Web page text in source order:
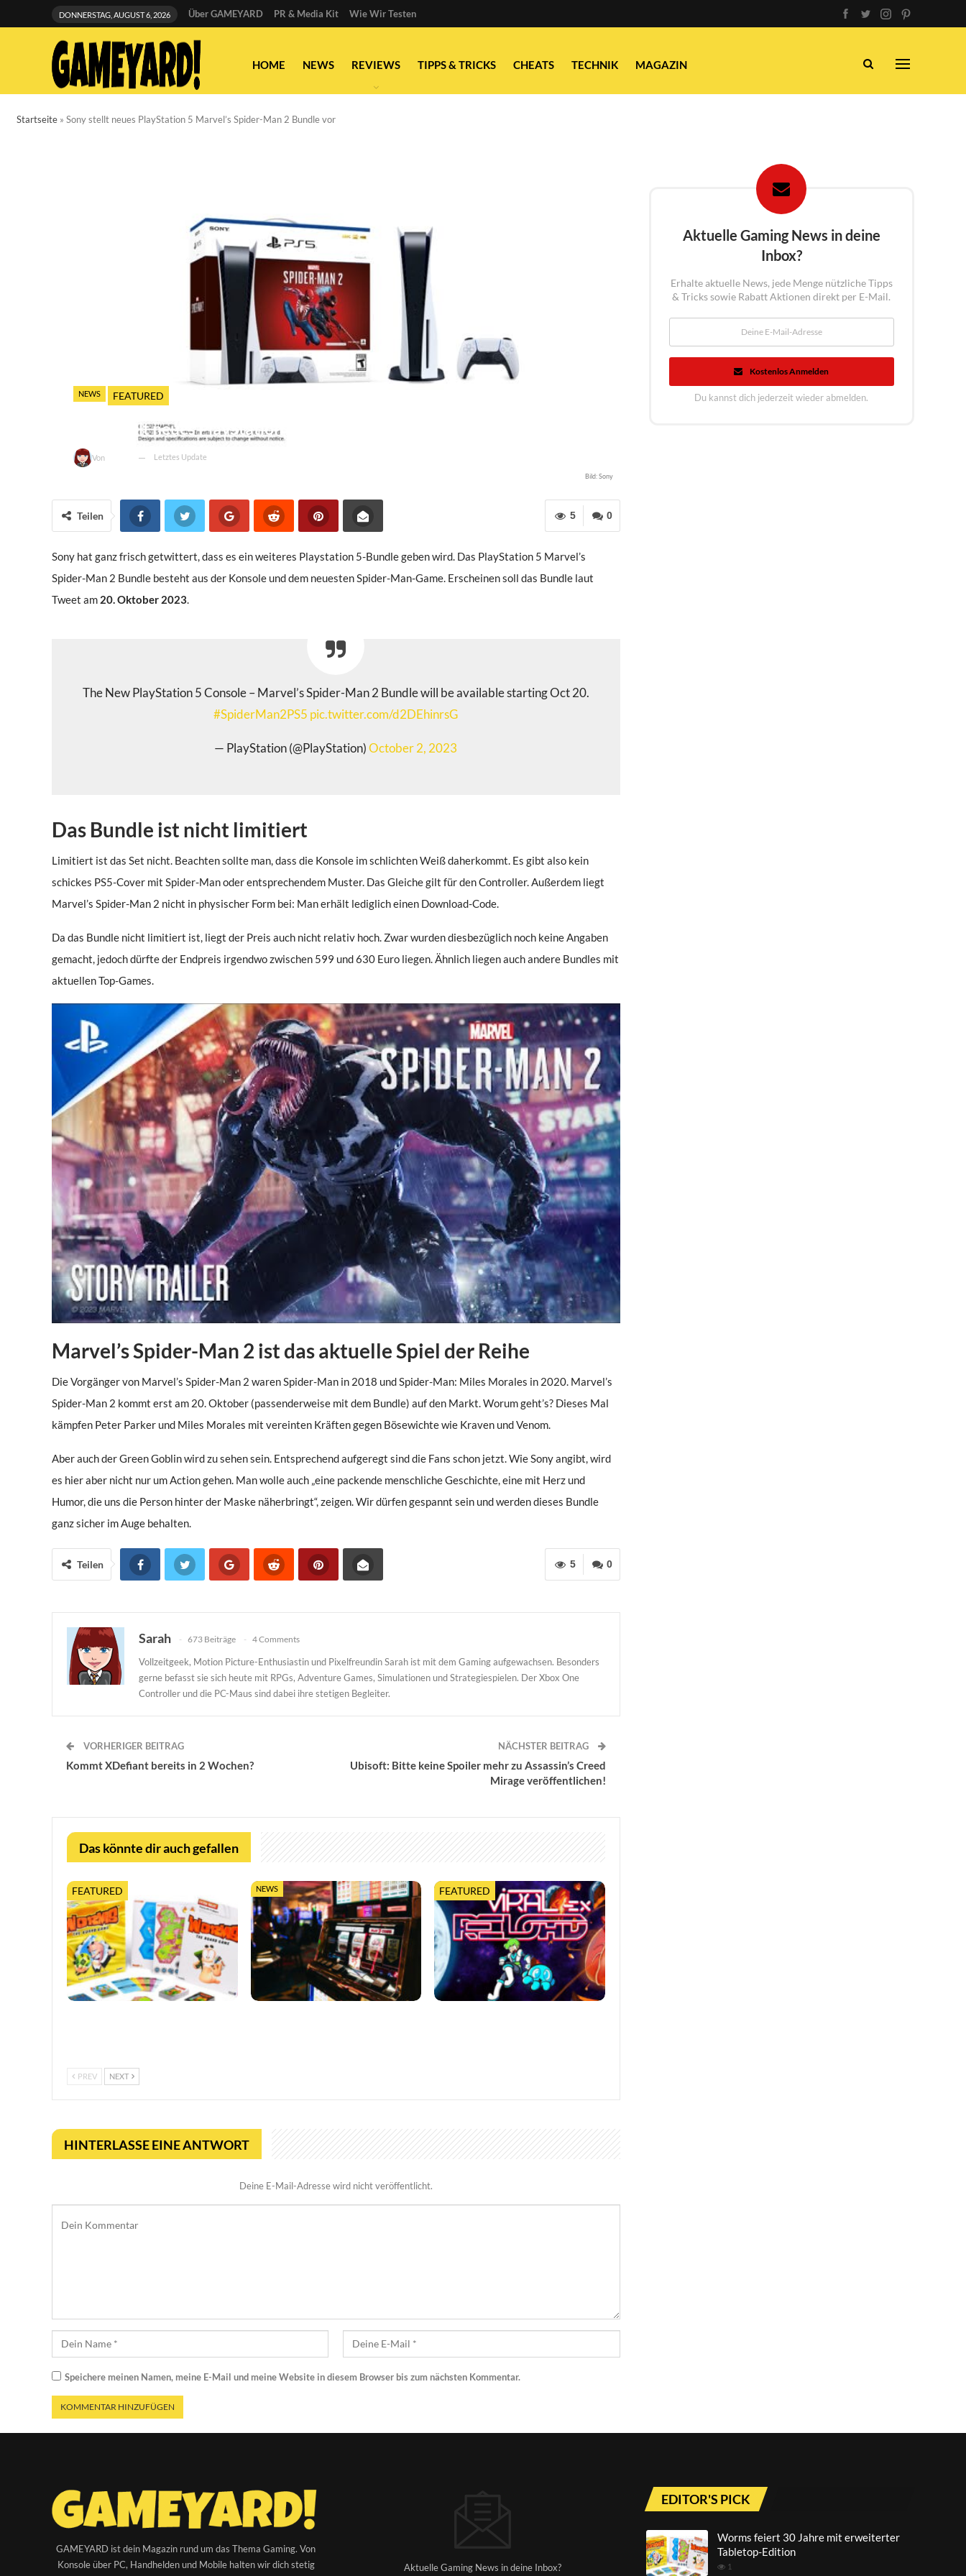
DONNERSTAG, AUGUST 6, 2026 Über GAMEYARD PR & Media Kit Wie Wir Testen
HOME NEWS REVIEWS TIPPS & TRICKS CHEATS TECHNIK MAGAZIN
Startseite » Sony stellt neues PlayStation 5 Marvel’s Spider-Man 2 Bundle vor
NEWS FEATURED
Sony stellt neues PlayStation 5 Marvel’s Spider-Man 2 Bundle vor
Von Letztes Update
Bild: Sony
0
5
Teilen
Sony hat ganz frisch getwittert, dass es ein weiteres Playstation 5-Bundle geben wird. Das PlayStation 5 Marvel’s
Spider-Man 2 Bundle besteht aus der Konsole und dem neuesten Spider-Man-Game. Erscheinen soll das Bundle laut
Tweet am 20. Oktober 2023.
The New PlayStation 5 Console – Marvel’s Spider-Man 2 Bundle will be available starting Oct 20.
#SpiderMan2PS5 pic.twitter.com/d2DEhinrsG
— PlayStation (@PlayStation)October 2, 2023
Das Bundle ist nicht limitiert
Limitiert ist das Set nicht. Beachten sollte man, dass die Konsole im schlichten Weiß daherkommt. Es gibt also kein
schickes PS5-Cover mit Spider-Man oder entsprechendem Muster. Das Gleiche gilt für den Controller. Außerdem liegt
Marvel’s Spider-Man 2 nicht in physischer Form bei: Man erhält lediglich einen Download-Code.
Da das Bundle nicht limitiert ist, liegt der Preis auch nicht relativ hoch. Zwar wurden diesbezüglich noch keine Angaben
gemacht, jedoch dürfte der Endpreis irgendwo zwischen 599 und 630 Euro liegen. Ähnlich liegen auch andere Bundles mit
aktuellen Top-Games.
Marvel’s Spider-Man 2 ist das aktuelle Spiel der Reihe
Die Vorgänger von Marvel’s Spider-Man 2 waren Spider-Man in 2018 und Spider-Man: Miles Morales in 2020. Marvel’s
Spider-Man 2 kommt erst am 20. Oktober (passenderweise mit dem Bundle) auf den Markt. Worum geht’s? Dieses Mal
kämpfen Peter Parker und Miles Morales mit vereinten Kräften gegen Bösewichte wie Kraven und Venom.
Aber auch der Green Goblin wird zu sehen sein. Entsprechend aufgeregt sind die Fans schon jetzt. Wie Sony angibt, wird
es hier aber nicht nur um Action gehen. Man wolle auch „eine packende menschliche Geschichte, eine mit Herz und
Humor, die uns die Person hinter der Maske näherbringt“, zeigen. Wir dürfen gespannt sein und werden dieses Bundle
ganz sicher im Auge behalten.
0
5
Teilen
Sarah 673 Beiträge 4 Comments
Vollzeitgeek, Motion Picture-Enthusiastin und Pixelfreundin Sarah ist mit dem Gaming aufgewachsen. Besonders
gerne befasst sie sich heute mit RPGs, Adventure Games, Simulationen und Strategiespielen. Der Xbox One
Controller und die PC-Maus sind dabei ihre stetigen Begleiter.
VORHERIGER BEITRAG
Kommt XDefiant bereits in 2 Wochen?
NÄCHSTER BEITRAG
Ubisoft: Bitte keine Spoiler mehr zu Assassin’s Creed
Mirage veröffentlichen!
Das könnte dir auch gefallen
FEATURED NEWS FEATURED
PREV NEXT
HINTERLASSE EINE ANTWORT
Deine E-Mail-Adresse wird nicht veröffentlicht.
Speichere meinen Namen, meine E-Mail und meine Website in diesem Browser bis zum nächsten Kommentar.
Aktuelle Gaming News in deine
Inbox?
Erhalte aktuelle News, jede Menge nützliche Tipps
& Tricks sowie Rabatt Aktionen direkt per E-Mail.
Kostenlos Anmelden
Du kannst dich jederzeit wieder abmelden.
GAMEYARD ist dein Magazin rund um das Thema Gaming. Von
Konsole über PC, Handhelden und Mobile halten wir dich stetig
Aktuelle Gaming News in deine Inbox?
EDITOR'S PICK
Worms feiert 30 Jahre mit erweiterter
Tabletop-Edition
1